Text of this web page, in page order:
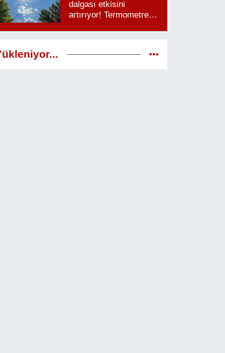
dalgası etkisini
artırıyor! Termometreler